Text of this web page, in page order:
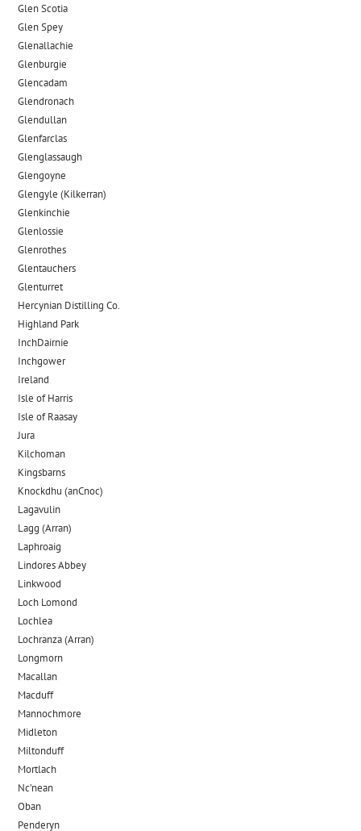
Glen Scotia
Glen Spey
Glenallachie
Glenburgie
Glencadam
Glendronach
Glendullan
Glenfarclas
Glenglassaugh
Glengoyne
Glengyle (Kilkerran)
Glenkinchie
Glenlossie
Glenrothes
Glentauchers
Glenturret
Hercynian Distilling Co.
Highland Park
InchDairnie
Inchgower
Ireland
Isle of Harris
Isle of Raasay
Jura
Kilchoman
Kingsbarns
Knockdhu (anCnoc)
Lagavulin
Lagg (Arran)
Laphroaig
Lindores Abbey
Linkwood
Loch Lomond
Lochlea
Lochranza (Arran)
Longmorn
Macallan
Macduff
Mannochmore
Midleton
Miltonduff
Mortlach
Nc’nean
Oban
Penderyn